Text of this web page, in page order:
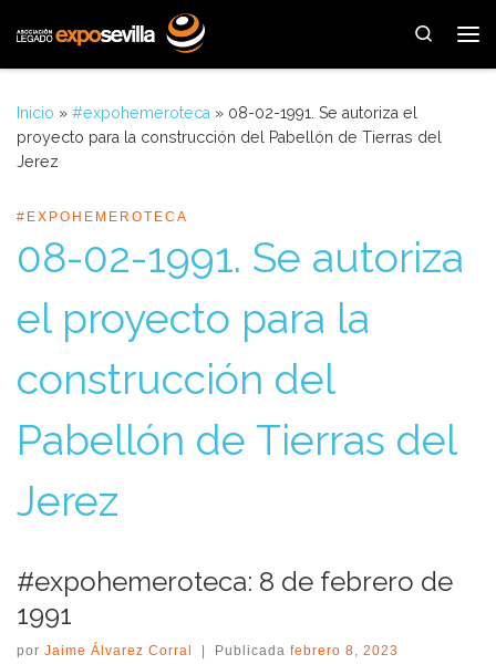
Saltar al contenido
Search
Inicio » #expohemeroteca » 08-02-1991. Se autoriza el
proyecto para la construcción del Pabellón de Tierras del
Jerez
#EXPOHEMEROTECA
08-02-1991. Se autoriza
el proyecto para la
construcción del
Pabellón de Tierras del
Jerez
#expohemeroteca: 8 de febrero de
1991
por Jaime Álvarez Corral Publicada febrero 8, 2023